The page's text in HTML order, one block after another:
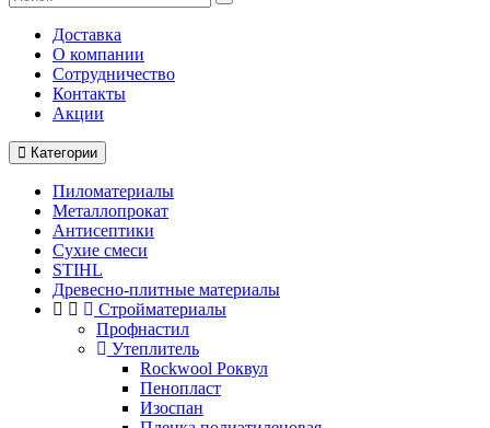
Доставка
О компании
Cотрудничество
Контакты
Акции
Категории
Пиломатериалы
Металлопрокат
Антисептики
Сухие смеси
STIHL
Древесно-плитные материалы
Стройматериалы
Профнастил
Утеплитель
Rockwool Роквул
Пенопласт
Изоспан